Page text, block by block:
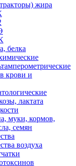
жира
белка
крови и
лактата
муки, кормов,
семян
воздуха